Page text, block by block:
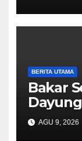
Marinir
BERITA UTAMA
Bakar
Berikan
Apresiasi
AGU 9, 2026